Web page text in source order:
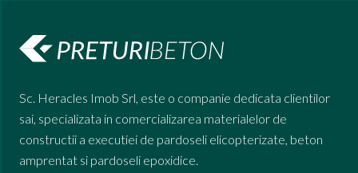
Sc. Heracles Imob Srl, este o companie dedicata clientilor
sai, specializata in comercializarea materialelor de
constructii a executiei de pardoseli elicopterizate, beton
amprentat si pardoseli epoxidice.